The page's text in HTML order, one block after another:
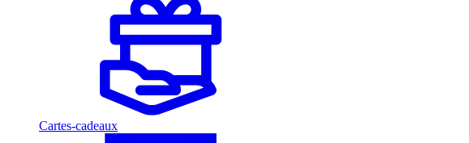
Cartes-cadeaux